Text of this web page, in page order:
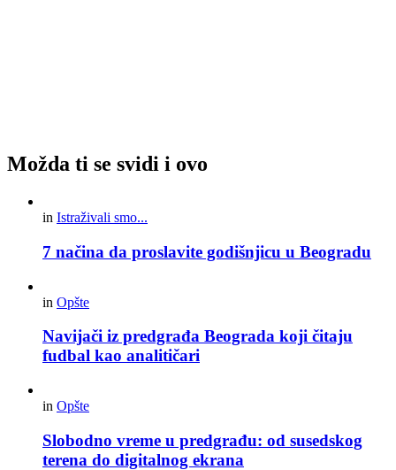
Možda ti se svidi i ovo
in Istraživali smo...
7 načina da proslavite godišnjicu u Beogradu
in Opšte
Navijači iz predgrađa Beograda koji čitaju
fudbal kao analitičari
in Opšte
Slobodno vreme u predgrađu: od susedskog
terena do digitalnog ekrana